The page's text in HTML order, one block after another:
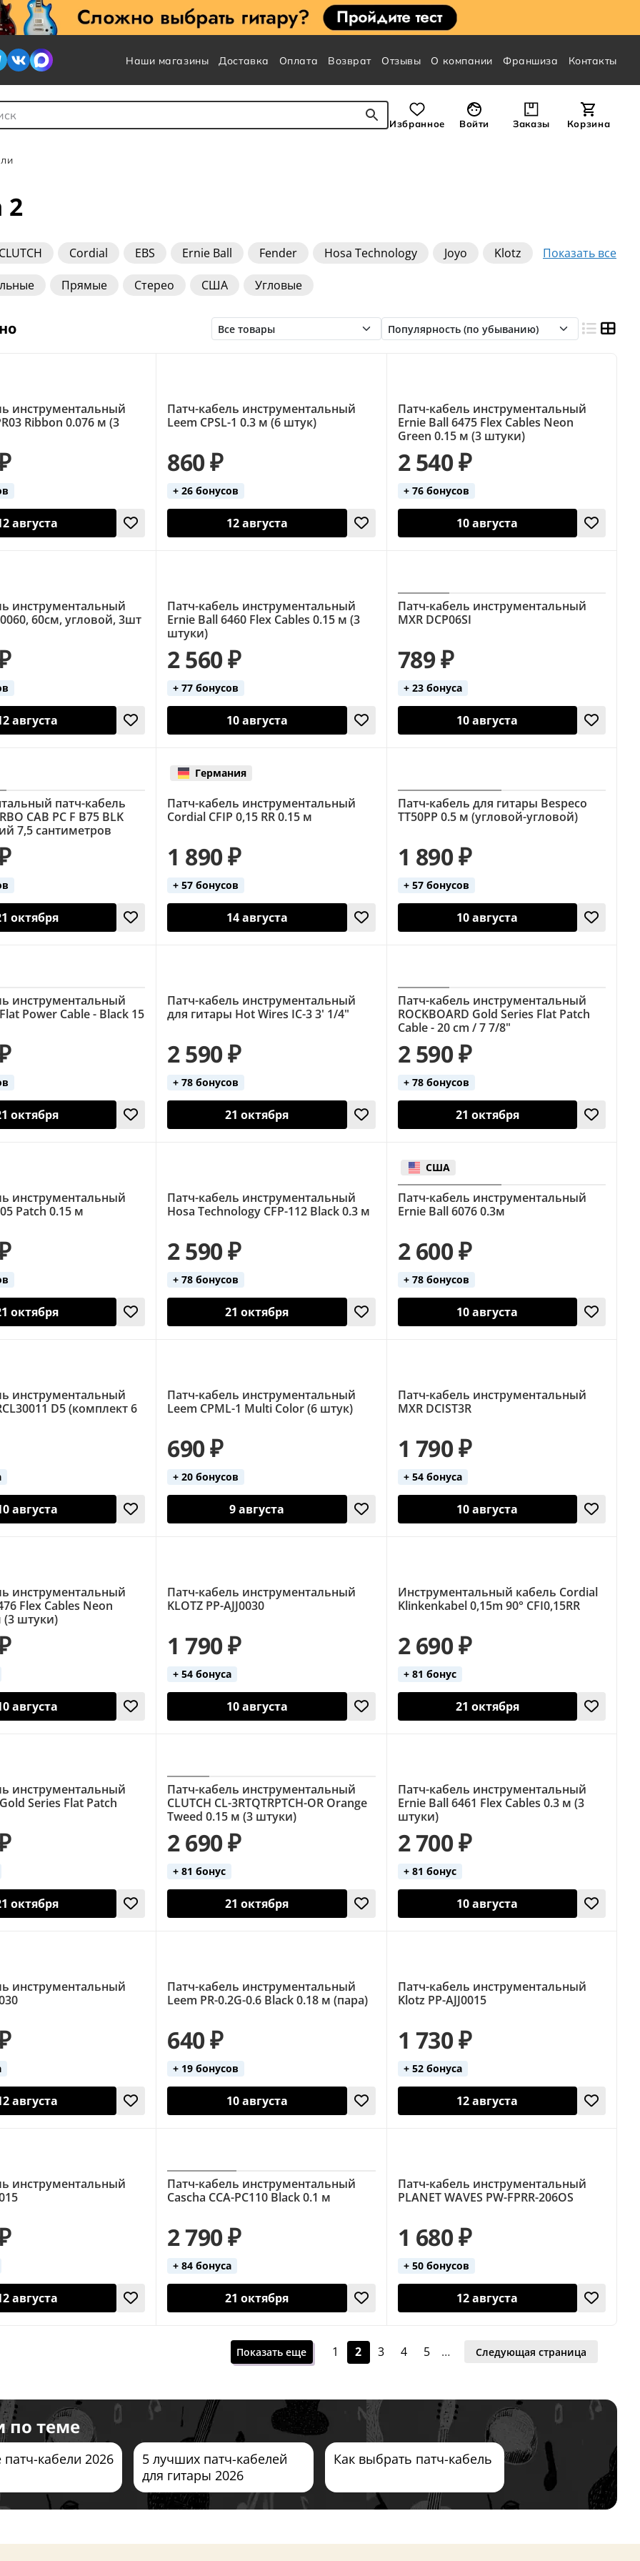
Наши магазины Доставка Оплата Возврат Отзывы О компании Франшиза Контакты
Поиска
Избранное Войти Заказы Корзина
2
Показать все
Cordial EBS Ernie Ball Fender Hosa Technology Joyo
Klotz
Rockboard Rockcable SHNOOR
Прямые Стерео США Угловые
инструментальный
Ribbon 0.076 м (3
августа
Патч-кабель инструментальный
Leem CPSL-1 0.3 м (6 штук)
860 ₽
+ 26 бонусов
12 августа
Патч-кабель инструментальный
Ernie Ball 6475 Flex Cables Neon
Green 0.15 м (3 штуки)
2 540 ₽
+ 76 бонусов
10 августа
инструментальный
60см, угловой, 3шт
августа
Патч-кабель инструментальный
Ernie Ball 6460 Flex Cables 0.15 м (3
штуки)
2 560 ₽
+ 77 бонусов
10 августа
Патч-кабель инструментальный
MXR DCP06SI
789 ₽
+ 23 бонуса
10 августа
патч-кабель
CAB PC F B75 BLK
7,5 сантиметров
октября
Патч-кабель инструментальный
Cordial CFIP 0,15 RR 0.15 м
Германия
1 890 ₽
+ 57 бонусов
14 августа
Патч-кабель для гитары Bespeco
TT50PP 0.5 м (угловой-угловой)
1 890 ₽
+ 57 бонусов
10 августа
инструментальный
Power Cable - Black 15
октября
Патч-кабель инструментальный
для гитары Hot Wires IC-3 3' 1/4"
2 590 ₽
+ 78 бонусов
21 октября
Патч-кабель инструментальный
ROCKBOARD Gold Series Flat Patch
Cable - 20 cm / 7 7/8"
2 590 ₽
+ 78 бонусов
21 октября
инструментальный
Patch 0.15 м
октября
Патч-кабель инструментальный
Hosa Technology CFP-112 Black 0.3 м
2 590 ₽
+ 78 бонусов
21 октября
Патч-кабель инструментальный
Ernie Ball 6076 0.3м
США
2 600 ₽
+ 78 бонусов
10 августа
инструментальный
D5 (комплект 6
августа
Патч-кабель инструментальный
Leem CPML-1 Multi Color (6 штук)
690 ₽
+ 20 бонусов
9 августа
Патч-кабель инструментальный
MXR DCIST3R
1 790 ₽
+ 54 бонуса
10 августа
инструментальный
Flex Cables Neon
(3 штуки)
августа
Патч-кабель инструментальный
KLOTZ PP-AJJ0030
1 790 ₽
+ 54 бонуса
10 августа
Инструментальный кабель Cordial
Klinkenkabel 0,15m 90° CFI0,15RR
2 690 ₽
+ 81 бонус
21 октября
инструментальный
Series Flat Patch
октября
Патч-кабель инструментальный
CLUTCH CL-3RTQTRPTCH-OR Orange
Tweed 0.15 м (3 штуки)
2 690 ₽
+ 81 бонус
21 октября
Патч-кабель инструментальный
Ernie Ball 6461 Flex Cables 0.3 м (3
штуки)
2 700 ₽
+ 81 бонус
10 августа
инструментальный
августа
Патч-кабель инструментальный
Leem PR-0.2G-0.6 Black 0.18 м (пара)
640 ₽
+ 19 бонусов
10 августа
Патч-кабель инструментальный
Klotz PP-AJJ0015
1 730 ₽
+ 52 бонуса
12 августа
инструментальный
августа
Патч-кабель инструментальный
Cascha CCA-PC110 Black 0.1 м
2 790 ₽
+ 84 бонуса
21 октября
Патч-кабель инструментальный
PLANET WAVES PW-FPRR-206OS
1 680 ₽
+ 50 бонусов
12 августа
Показать еще 1 2 3 4 5 … Следующая страница
по теме
кабели 2026
5 лучших патч-кабелей
для гитары 2026
Как выбрать патч-кабель